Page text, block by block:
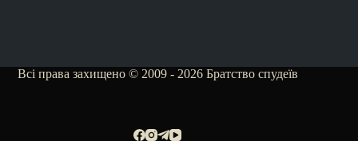
Всі права захищено © 2009 - 2026 Братство спудеїв